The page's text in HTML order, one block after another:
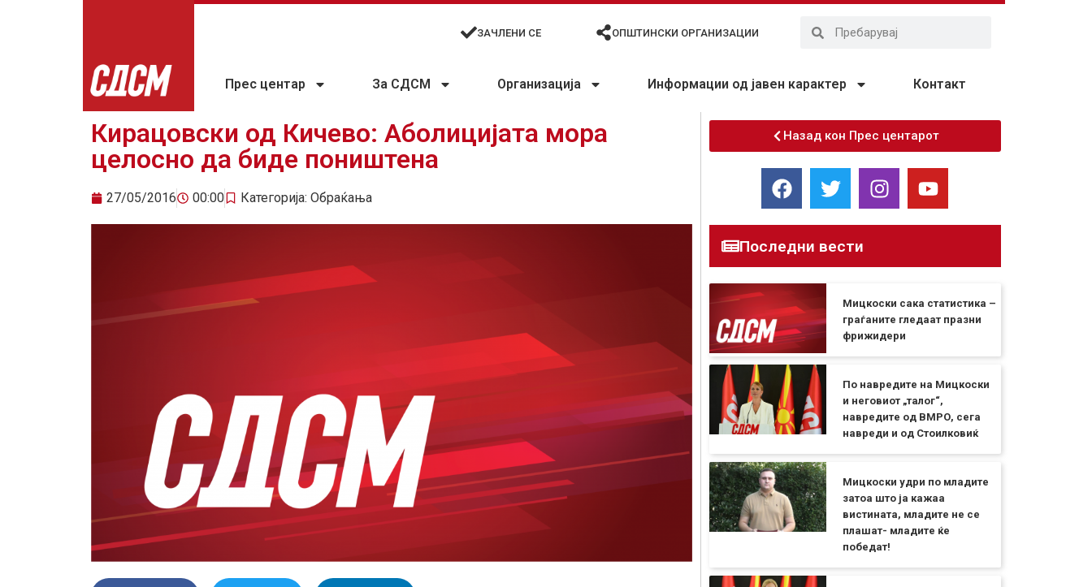
ЗАЧЛЕНИ СЕ ОПШТИНСКИ ОРГАНИЗАЦИИ
Прес центар За СДСМ Организација Информации од јавен карактер Контакт
Кирацовски од Кичево: Аболицијата мора
целосно да биде поништена
27/05/2016 00:00 Категорија: Обраќања
Назад кон Прес центарот
Последни вести
Мицкоски сака статистика –
граѓаните гледаат празни
фрижидери
По навредите на Мицкоски
и неговиот „талог“,
навредите од ВМРО, сега
навреди и од Стоилковиќ
Мицкоски удри по младите
затоа што ја кажаа
вистината, младите не се
плашат- младите ќе
победат!